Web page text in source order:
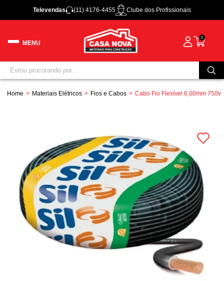
Televendas (11) 4176-4455 Clube dos Profissionais
0
Home Materiais Elétricos Fios e Cabos Cabo Fio Flexível 6,00mm